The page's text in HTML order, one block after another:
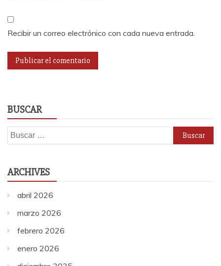
Recibir un correo electrónico con cada nueva entrada.
BUSCAR
Buscar:
ARCHIVES
abril 2026
marzo 2026
febrero 2026
enero 2026